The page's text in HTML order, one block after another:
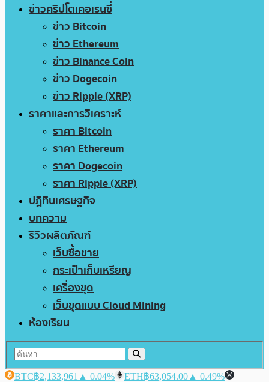
ข่าวคริปโตเคอเรนซี่
ข่าว Bitcoin
ข่าว Ethereum
ข่าว Binance Coin
ข่าว Dogecoin
ข่าว Ripple (XRP)
ราคาและการวิเคราะห์
ราคา Bitcoin
ราคา Ethereum
ราคา Dogecoin
ราคา Ripple (XRP)
ปฏิทินเศรษฐกิจ
บทความ
รีวิวผลิตภัณฑ์
เว็บซื้อขาย
กระเป๋าเก็บเหรียญ
เครื่องขุด
เว็บขุดแบบ Cloud Mining
ห้องเรียน
BTC฿2,133,961 ▲ 0.04% ETH฿63,054.00 ▲ 0.49%